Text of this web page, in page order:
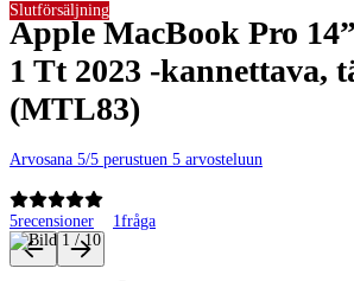
Apple MacBook Pro
1 Tt 2023 -kannettava,
(MTL83)
Arvosana 5/5 perustuen 5 arvosteluun
5recensioner 1fråga
Slutförsäljning
Produktbilder och videor